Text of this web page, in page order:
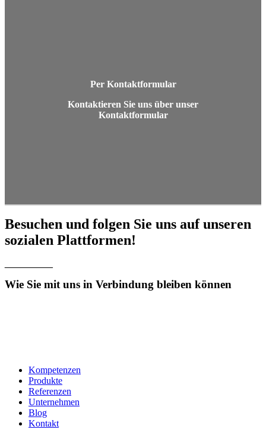
Per Kontaktformular
Kontaktieren Sie uns über unser
Kontaktformular
Besuchen und folgen Sie uns auf unseren
sozialen Plattformen!
Wie Sie mit uns in Verbindung bleiben können
Kompetenzen
Produkte
Referenzen
Unternehmen
Blog
Kontakt